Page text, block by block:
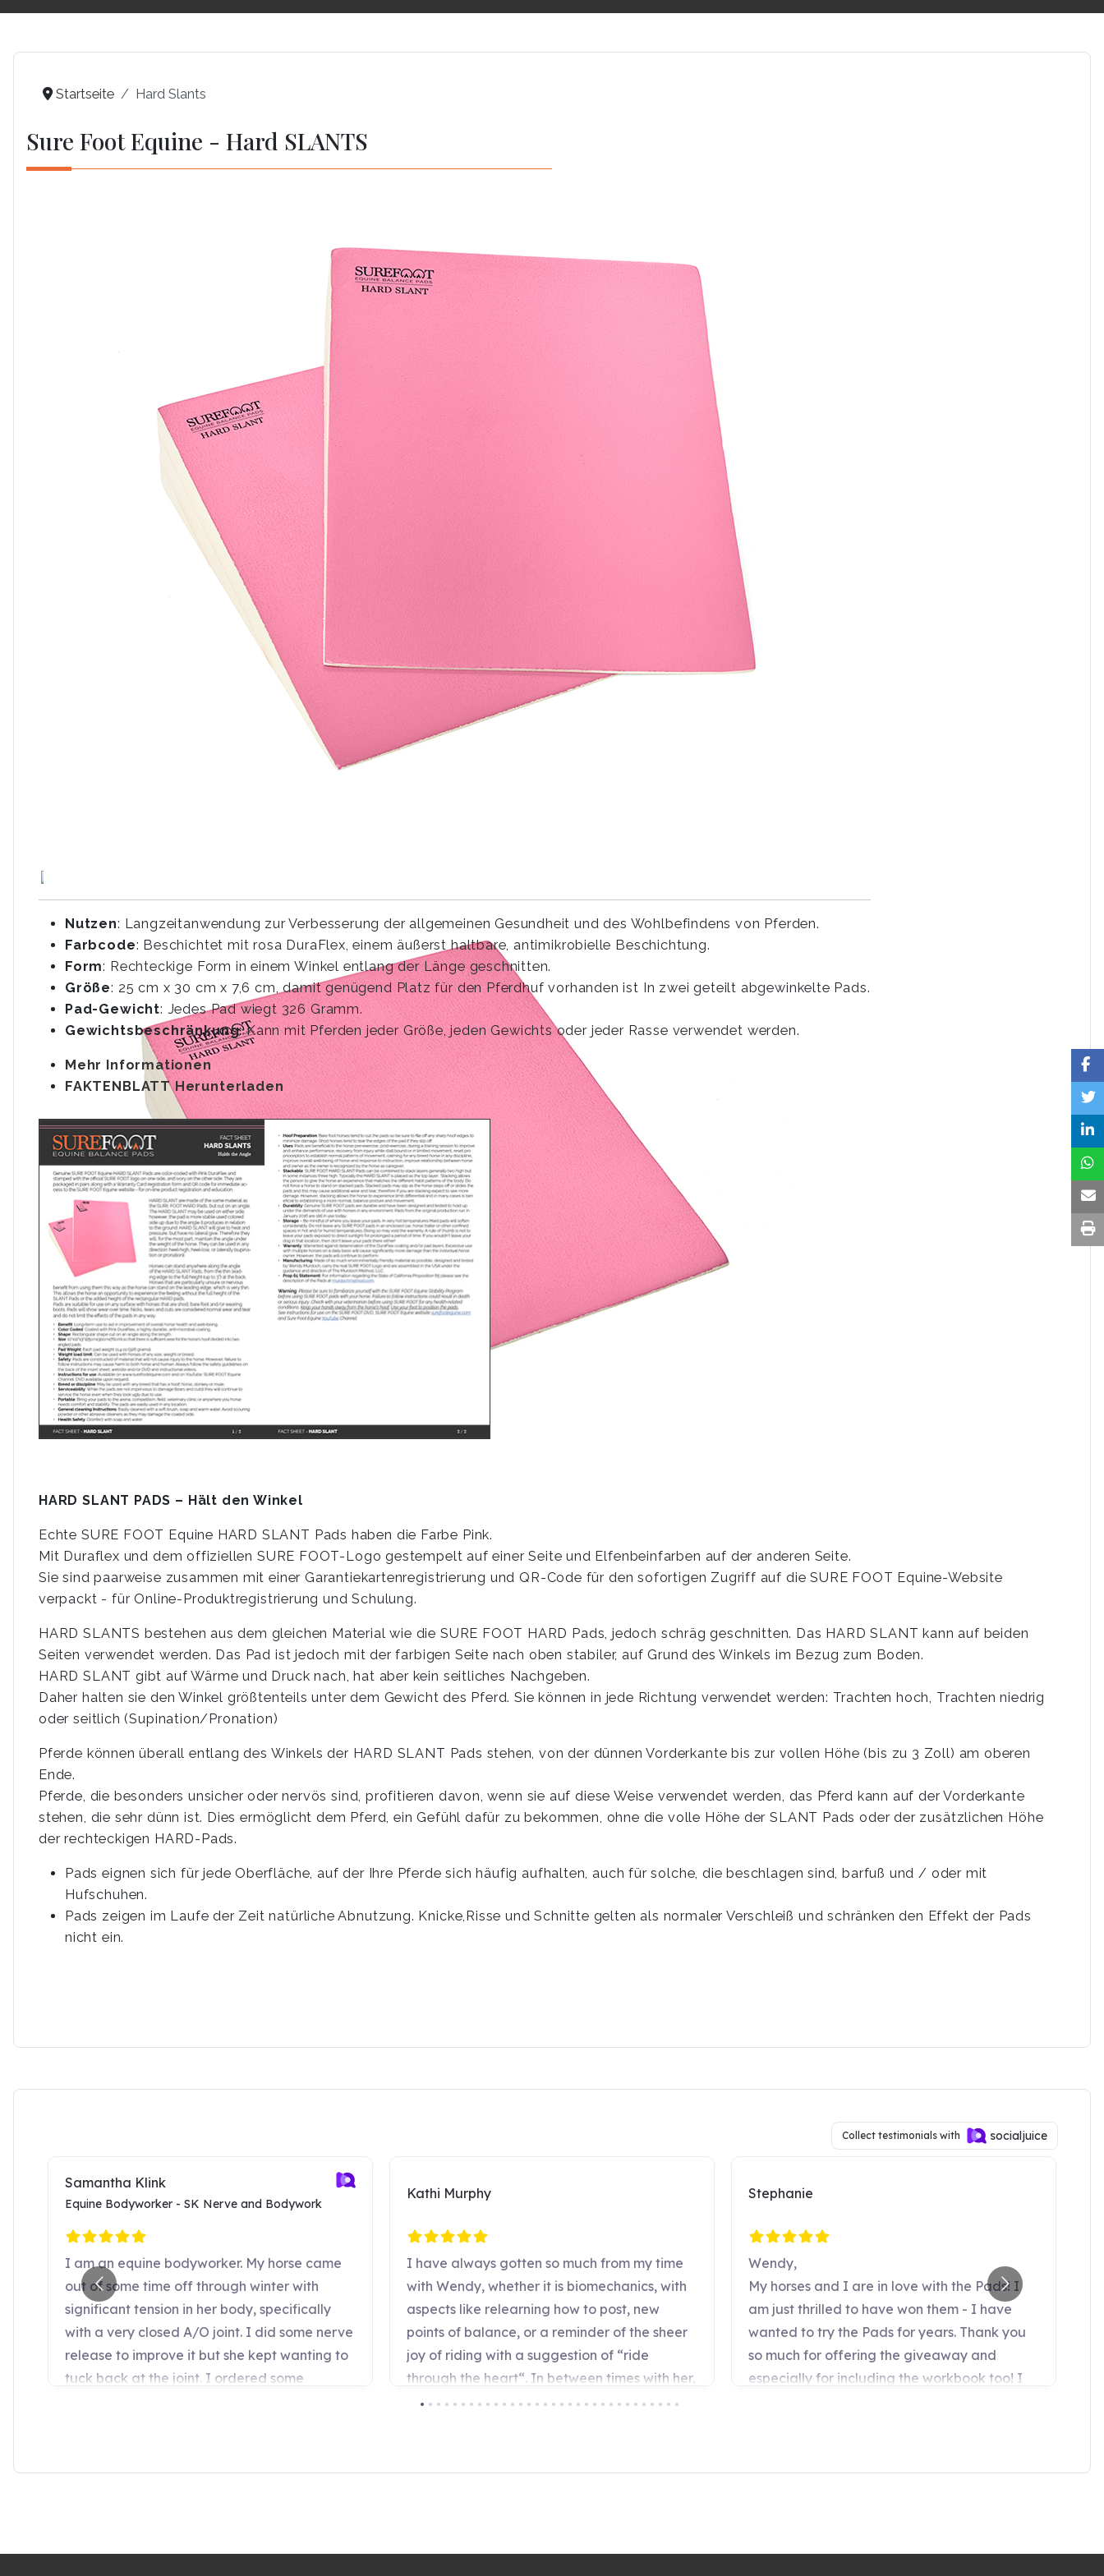
Startseite Hard Slants
Sure Foot Equine - Hard SLANTS
Nutzen: Langzeitanwendung zur Verbesserung der allgemeinen Gesundheit und des Wohlbefindens von Pferden.
Farbcode: Beschichtet mit rosa DuraFlex, einem äußerst haltbare, antimikrobielle Beschichtung.
Form: Rechteckige Form in einem Winkel entlang der Länge geschnitten.
Größe: 25 cm x 30 cm x 7,6 cm, damit genügend Platz für den Pferdhuf vorhanden ist In zwei geteilt abgewinkelte Pads.
Pad-Gewicht: Jedes Pad wiegt 326 Gramm.
Gewichtsbeschränkung: Kann mit Pferden jeder Größe, jeden Gewichts oder jeder Rasse verwendet werden.
Mehr Informationen
FAKTENBLATT Herunterladen
HARD SLANT PADS – Hält den Winkel
Echte SURE FOOT Equine HARD SLANT Pads haben die Farbe Pink.
Mit Duraflex und dem offiziellen SURE FOOT-Logo gestempelt auf einer Seite und Elfenbeinfarben auf der anderen Seite.
Sie sind paarweise zusammen mit einer Garantiekartenregistrierung und QR-Code für den sofortigen Zugriff auf die SURE FOOT Equine-Website
verpackt - für Online-Produktregistrierung und Schulung.
HARD SLANTS bestehen aus dem gleichen Material wie die SURE FOOT HARD Pads, jedoch schräg geschnitten. Das HARD SLANT kann auf beiden
Seiten verwendet werden. Das Pad ist jedoch mit der farbigen Seite nach oben stabiler, auf Grund des Winkels im Bezug zum Boden.
HARD SLANT gibt auf Wärme und Druck nach, hat aber kein seitliches Nachgeben.
Daher halten sie den Winkel größtenteils unter dem Gewicht des Pferd. Sie können in jede Richtung verwendet werden: Trachten hoch, Trachten niedrig
oder seitlich (Supination/Pronation)
Pferde können überall entlang des Winkels der HARD SLANT Pads stehen, von der dünnen Vorderkante bis zur vollen Höhe (bis zu 3 Zoll) am oberen
Ende.
Pferde, die besonders unsicher oder nervös sind, profitieren davon, wenn sie auf diese Weise verwendet werden, das Pferd kann auf der Vorderkante
stehen, die sehr dünn ist. Dies ermöglicht dem Pferd, ein Gefühl dafür zu bekommen, ohne die volle Höhe der SLANT Pads oder der zusätzlichen Höhe
der rechteckigen HARD-Pads.
Pads eignen sich für jede Oberfläche, auf der Ihre Pferde sich häufig aufhalten, auch für solche, die beschlagen sind, barfuß und / oder mit
Hufschuhen.
Pads zeigen im Laufe der Zeit natürliche Abnutzung. Knicke,Risse und Schnitte gelten als normaler Verschleiß und schränken den Effekt der Pads
nicht ein.